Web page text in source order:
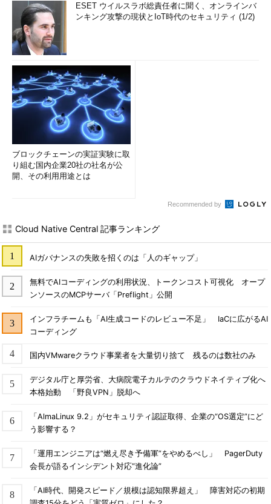
ESET ウイルスラボ総責任者に聞く、オンラインバ
ンキング攻撃の現状とIoT時代のセキュリティ (1/2)
ブロックチェーンの実証実験に取
り組む国内企業20社の社名が公
開、その利用用途とは
Recommended by
Cloud Native Central 記事ランキング
AIガバナンスの失敗を招くのは「人のギャップ」
無料でAIコーディングの利用状況、トークンコスト可視化 オープ
ンソースのMCPサーバ「Preflight」公開
インフラチームも「AI生成コードのレビュー不足」 IaCに広がるAI
コーディング
国内VMwareクラウド事業者を大量切り捨て 残るのは数社のみ
デジタル庁と厚労省、大病院電子カルテのクラウドネイティブ化へ
本格始動 「野良VPN」脱却へ
「AlmaLinux 9.2」がセキュリティ認証取得、企業の“OS選定”にど
う影響する？
「運用エンジニアは“燃え尽き予備軍”をやめるべし」 PagerDuty
会長が語るインシデント対応“進化論”
「AI時代、開発スピード／規模は認知限界超え」 障害対応の初期